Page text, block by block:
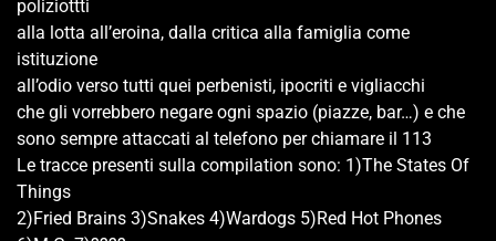
poliziottti
alla lotta all’eroina, dalla critica alla famiglia come
istituzione
all’odio verso tutti quei perbenisti, ipocriti e vigliacchi
che gli vorrebbero negare ogni spazio (piazze, bar…) e che
sono sempre attaccati al telefono per chiamare il 113
Le tracce presenti sulla compilation sono: 1)The States Of
Things
2)Fried Brains 3)Snakes 4)Wardogs 5)Red Hot Phones